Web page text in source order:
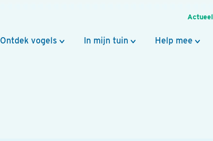
Actueel
Ontdek vogels In mijn tuin Help mee